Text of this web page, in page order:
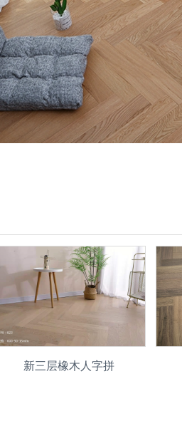
新三层橡木人字拼